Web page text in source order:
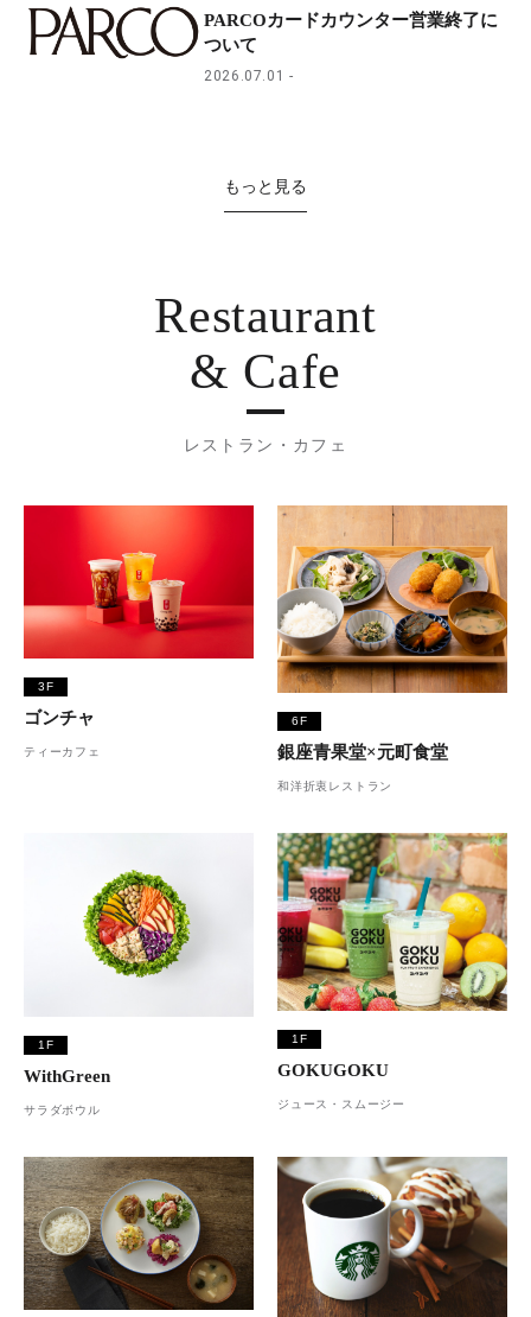
PARCOカードカウンター営業終了に
ついて
2026.07.01
もっと見る
Restaurant
& Cafe
レストラン・カフェ
3F
ゴンチャ
ティーカフェ
6F
銀座青果堂×元町食堂
和洋折衷レストラン
1F
WithGreen
サラダボウル
1F
GOKUGOKU
ジュース・スムージー